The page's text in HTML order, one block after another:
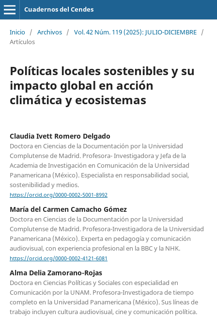
Cuadernos del Cendes
Inicio / Archivos / Vol. 42 Núm. 119 (2025): JULIO-DICIEMBRE /
Artículos
Políticas locales sostenibles y su
impacto global en acción
climática y ecosistemas
Claudia Ivett Romero Delgado
Doctora en Ciencias de la Documentación por la Universidad
Complutense de Madrid. Profesora- Investigadora y Jefa de la
Academia de Investigación en Comunicación de la Universidad
Panamericana (México). Especialista en responsabilidad social,
sostenibilidad y medios.
https://orcid.org/0000-0002-5001-8992
María del Carmen Camacho Gómez
Doctora en Ciencias de la Documentación por la Universidad
Complutense de Madrid. Profesora-Investigadora de la Universidad
Panamericana (México). Experta en pedagogía y comunicación
audiovisual, con experiencia profesional en la BBC y la NHK.
https://orcid.org/0000-0002-4121-6081
Alma Delia Zamorano-Rojas
Doctora en Ciencias Políticas y Sociales con especialidad en
Comunicación por la UNAM. Profesora-Investigadora de tiempo
completo en la Universidad Panamericana (México). Sus líneas de
trabajo incluyen cultura audiovisual, cine y comunicación política.